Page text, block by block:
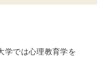
学では心理教育学を